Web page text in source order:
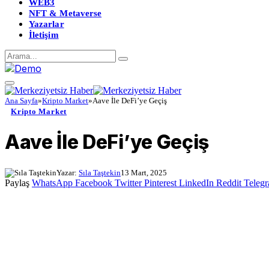
WEB3
NFT & Metaverse
Yazarlar
İletişim
Ana Sayfa»Kripto Market»Aave İle DeFi’ye Geçiş
Kripto Market
Aave İle DeFi’ye Geçiş
Yazar: Sıla Taştekin13 Mart, 2025
Paylaş WhatsApp Facebook Twitter Pinterest LinkedIn Reddit